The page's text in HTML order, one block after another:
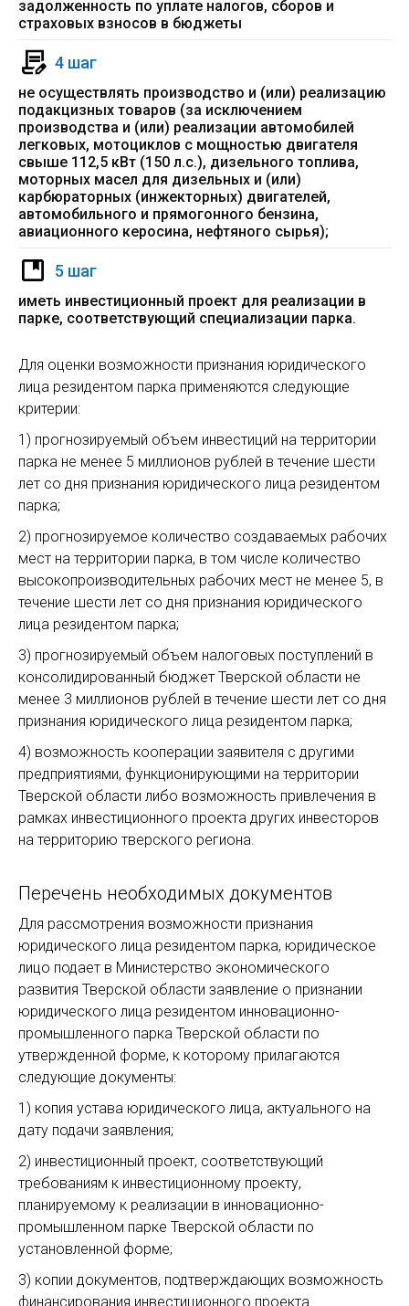
задолженность по уплате налогов, сборов и
страховых взносов в бюджеты
4 шаг
не осуществлять производство и (или) реализацию
подакцизных товаров (за исключением
производства и (или) реализации автомобилей
легковых, мотоциклов с мощностью двигателя
свыше 112,5 кВт (150 л.с.), дизельного топлива,
моторных масел для дизельных и (или)
карбюраторных (инжекторных) двигателей,
автомобильного и прямогонного бензина,
авиационного керосина, нефтяного сырья);
5 шаг
иметь инвестиционный проект для реализации в
парке, соответствующий специализации парка.
Для оценки возможности признания юридического
лица резидентом парка применяются следующие
критерии:
1) прогнозируемый объем инвестиций на территории
парка не менее 5 миллионов рублей в течение шести
лет со дня признания юридического лица резидентом
парка;
2) прогнозируемое количество создаваемых рабочих
мест на территории парка, в том числе количество
высокопроизводительных рабочих мест не менее 5, в
течение шести лет со дня признания юридического
лица резидентом парка;
3) прогнозируемый объем налоговых поступлений в
консолидированный бюджет Тверской области не
менее 3 миллионов рублей в течение шести лет со дня
признания юридического лица резидентом парка;
4) возможность кооперации заявителя с другими
предприятиями, функционирующими на территории
Тверской области либо возможность привлечения в
рамках инвестиционного проекта других инвесторов
на территорию тверского региона.
Перечень необходимых документов
Для рассмотрения возможности признания
юридического лица резидентом парка, юридическое
лицо подает в Министерство экономического
развития Тверской области заявление о признании
юридического лица резидентом инновационно-
промышленного парка Тверской области по
утвержденной форме, к которому прилагаются
следующие документы:
1) копия устава юридического лица, актуального на
дату подачи заявления;
2) инвестиционный проект, соответствующий
требованиям к инвестиционному проекту,
планируемому к реализации в инновационно-
промышленном парке Тверской области по
установленной форме;
3) копии документов, подтверждающих возможность
финансирования инвестиционного проекта